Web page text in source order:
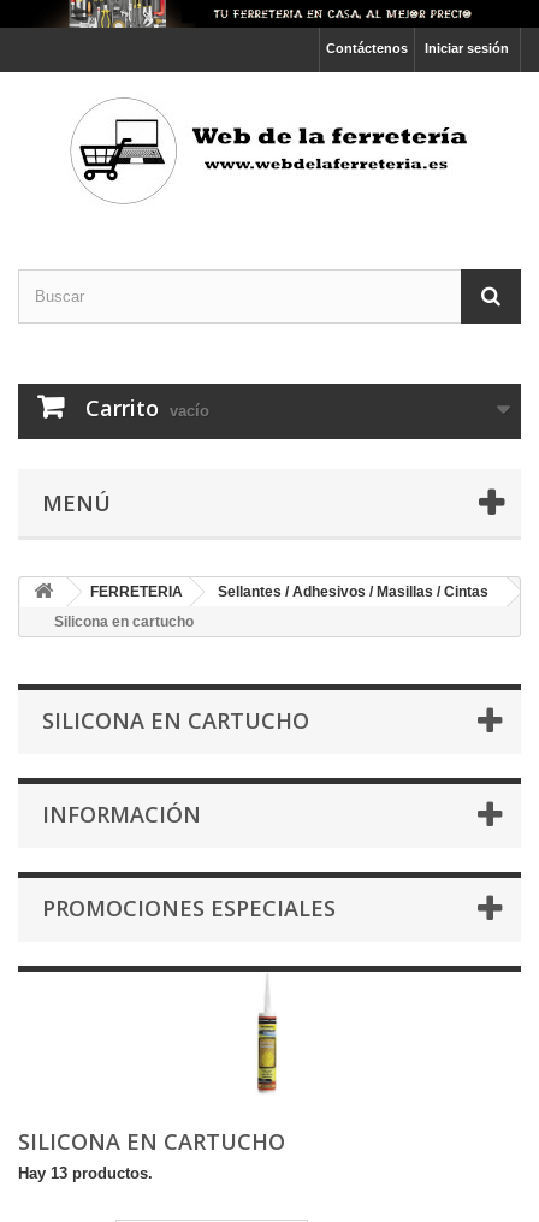
Iniciar sesión
Contáctenos
Carrito vacío
MENÚ
FERRETERIA
Sellantes / Adhesivos / Masillas / Cintas
Silicona en cartucho
SILICONA EN CARTUCHO
INFORMACIÓN
PROMOCIONES ESPECIALES
SILICONA EN CARTUCHO
Hay 13 productos.